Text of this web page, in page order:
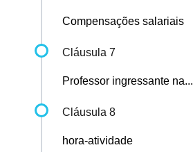
Compensações salariais
Cláusula 7
Professor ingressante na...
Cláusula 8
hora-atividade